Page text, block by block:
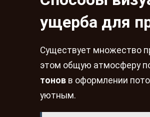
ущерба для
Существует множество
этом общую атмосферу
тонов в оформлении
уютным.